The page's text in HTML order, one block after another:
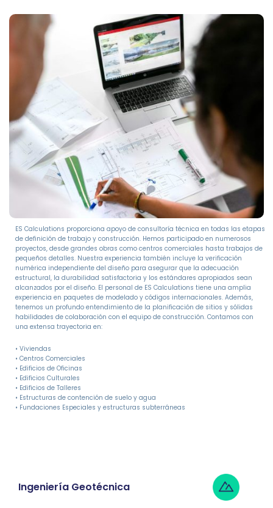
ES Calculations proporciona apoyo de consultoría técnica en todas las etapas
de definición de trabajo y construcción. Hemos participado en numerosos
proyectos, desde grandes obras como centros comerciales hasta trabajos de
pequeños detalles. Nuestra experiencia también incluye la verificación
numérica independiente del diseño para asegurar que la adecuación
estructural, la durabilidad satisfactoria y los estándares apropiados sean
alcanzados por el diseño. El personal de ES Calculations tiene una amplia
experiencia en paquetes de modelado y códigos internacionales. Además,
tenemos un profundo entendimiento de la planificación de sitios y sólidas
habilidades de colaboración con el equipo de construcción. Contamos con
una extensa trayectoria en:
• Viviendas
• Centros Comerciales
• Edificios de Oficinas
• Edificios Culturales
• Edificios de Talleres
• Estructuras de contención de suelo y agua
• Fundaciones Especiales y estructuras subterráneas
Ingeniería Geotécnica